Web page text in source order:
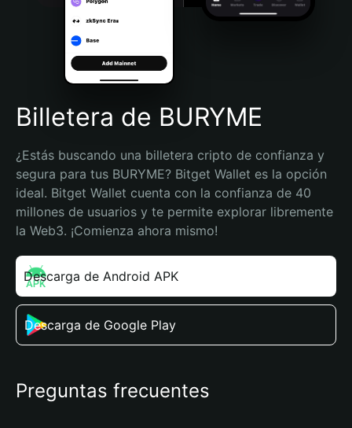
Português (Brasil)
Español (Argentina)
Billetera de BURYME
¿Estás buscando una billetera cripto de confianza y
segura para tus BURYME? Bitget Wallet es la opción
ideal. Bitget Wallet cuenta con la confianza de 40
millones de usuarios y te permite explorar libremente
la Web3. ¡Comienza ahora mismo!
Descarga de Android APK
Descarga de Google Play
Preguntas frecuentes